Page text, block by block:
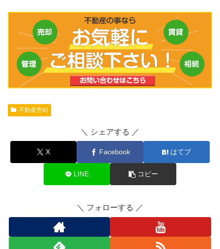
不動産売却
シェアする
X Facebook はてブ
LINE コピー
フォローする